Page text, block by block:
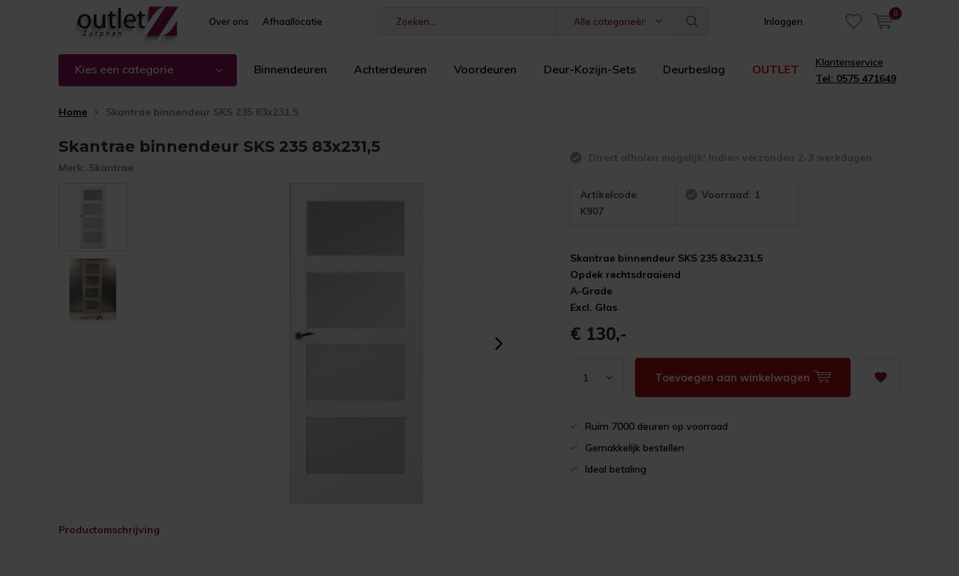
Over ons Afhaallocatie Alle categorieën Inloggen
0
Kies een categorie Binnendeuren Achterdeuren Voordeuren Deur-Kozijn-Sets Deurbeslag OUTLET
Klantenservice
Tel: 0575 471649
Home Skantrae binnendeur SKS 235 83x231,5
Skantrae binnendeur SKS 235 83x231,5
Merk: Skantrae
Direct afhalen mogelijk! Indien verzonden 2-3 werkdagen
Artikelcode:
K907
Voorraad: 1
Skantrae binnendeur SKS 235 83x231,5
Opdek rechtsdraaiend
A-Grade
Excl. Glas
€ 130,-
Toevoegen aan winkelwagen
Ruim 7000 deuren op voorraad
Gemakkelijk bestellen
Ideal betaling
Productomschrijving